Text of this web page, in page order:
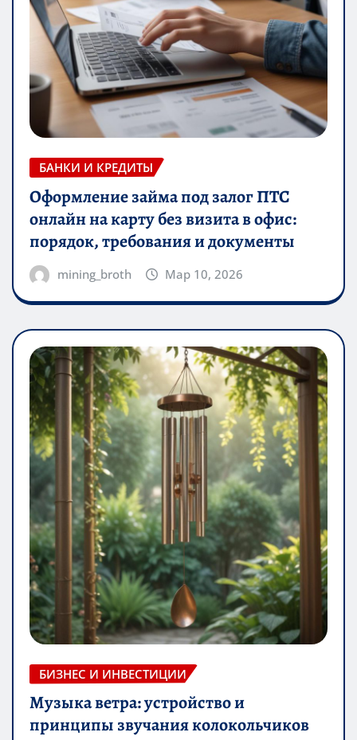
БАНКИ И КРЕДИТЫ
Оформление займа под залог ПТС
онлайн на карту без визита в офис:
порядок, требования и документы
mining_broth Мар 10, 2026
БИЗНЕС И ИНВЕСТИЦИИ
Музыка ветра: устройство и
принципы звучания колокольчиков